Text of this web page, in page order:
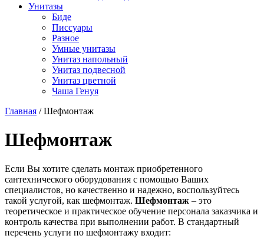
Унитазы
Биде
Писсуары
Разное
Умные унитазы
Унитаз напольный
Унитаз подвесной
Унитаз цветной
Чаша Генуя
Главная /Шефмонтаж
Шефмонтаж
Если Вы хотите сделать монтаж приобретенного
сантехнического оборудования с помощью Ваших
специалистов, но качественно и надежно, воспользуйтесь
такой услугой, как шефмонтаж. Шефмонтаж – это
теоретическое и практическое обучение персонала заказчика и
контроль качества при выполнении работ. В стандартный
перечень услуги по шефмонтажу входит: